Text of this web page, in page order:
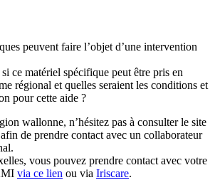
peuvent faire l’objet d’une intervention
ce matériel spécifique peut être pris en
régional et quelles seraient les conditions et
pour cette aide ?
wallonne, n’hésitez pas à consulter le site
afin de prendre contact avec un collaborateur
vous pouvez prendre contact avec votre
via ce lien ou via Iriscare.